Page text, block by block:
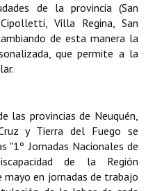
de la provincia (San
Villa Regina, San
de esta manera la
que permite a la
las provincias de Neuquén,
y Tierra del Fuego se
"1º Jornadas Nacionales de
de la Región
mayo en jornadas de trabajo